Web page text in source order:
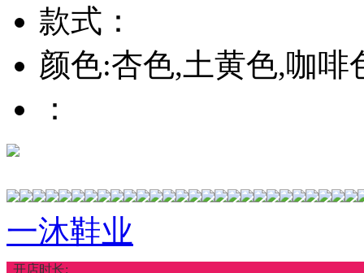
款式：
颜色:杏色,土黄色,咖啡
：
一沐鞋业
开店时长: